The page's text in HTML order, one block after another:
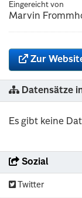
Eingereicht von
Marvin
Zur
Datensätze
Es gibt keine
Sozial
Twitter